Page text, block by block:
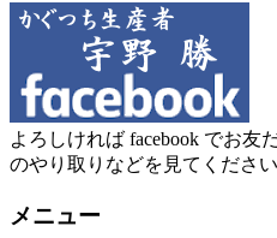
よろしければ facebook でお友
のやり取りなどを見てください
メニュー